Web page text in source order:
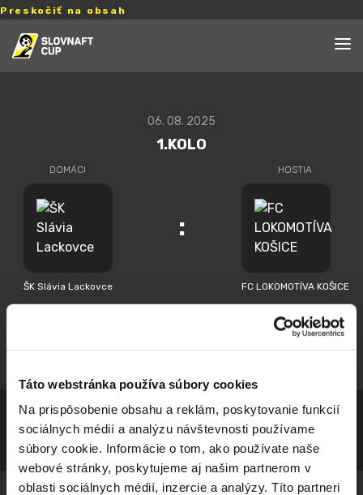
Táto webstránka používa súbory cookies
Na prispôsobenie obsahu a reklám, poskytovanie funkcií
sociálnych médií a analýzu návštevnosti používame
súbory cookie. Informácie o tom, ako používate naše
webové stránky, poskytujeme aj našim partnerom v
oblasti sociálnych médií, inzercie a analýzy. Títo partneri
Preskočiť na obsah
06. 08. 2025
1.KOLO
DOMÁCI
ŠK Slávia Lackovce
:
HOSTIA
FC LOKOMOTÍVA KOŠICE